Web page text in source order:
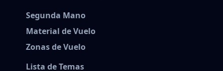
Segunda Mano
Material de Vuelo
Zonas de Vuelo
Lista de Temas